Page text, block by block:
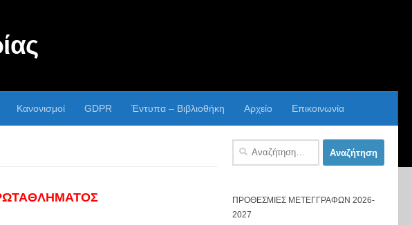
Κανονισμοί GDPR Έντυπα – Βιβλιοθήκη Αρχείο Επικοινωνία
Αναζήτηση
ΠΡΟΘΕΣΜΊΕΣ ΜΕΤΕΓΓΡΑΦΏΝ 2026-
2027